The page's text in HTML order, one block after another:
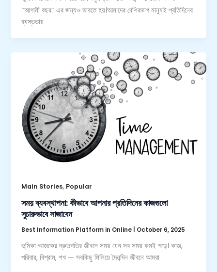
“আগামী বছর” এর জন্যও ভাবতে হয়।আমাদের বেশিরভাগ মানুষই প্রতিদিনের
ব্যস্ততায়
Main Stories, Popular
সময় ব্যবস্থাপনা: কীভাবে আপনার প্রতিদিনের কাজগুলো
সুচারুভাবে সাজাবেন
Best Information Platform in Online October 6, 2025
ভূমিকা আজকের দ্রুতগতির জীবনে সময় যেন সব সময় কমই পড়ে। কাজ,
পরিবার, বিশ্রাম, শখ — সবকিছু মিলিয়ে দৈনন্দিন জীবনে আমরা